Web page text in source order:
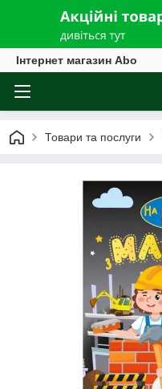
Інтернет магазин Abo
Товари та послуги